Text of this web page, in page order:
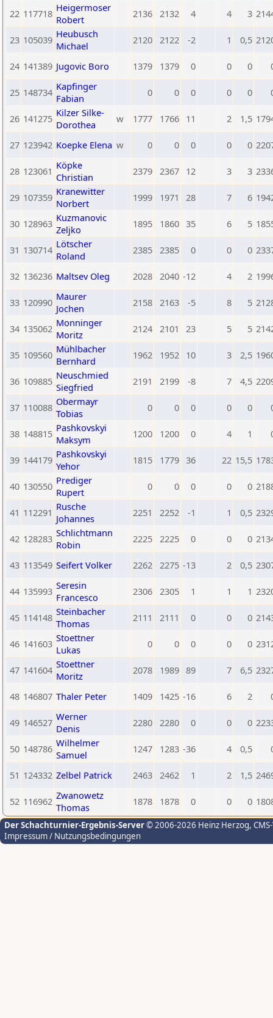
22 117718 Heigermoser
Robert
2136 2132 4 4 3
23 105039 Heubusch
Michael
2120 2122 -2 1 0,5
24 141389 Jugovic Boro 1379 1379 0 0 0
25 148734 Kapfinger
Fabian
0 0 0 0 0
26 141275 Kilzer Silke-
Dorothea
w 1777 1766 11 2 1,5
27 123942 Koepke Elena w 0 0 0 0 0
28 123061 Köpke
Christian
2379 2367 12 3 3
29 107359 Kranewitter
Norbert
1999 1971 28 7 6
30 128963 Kuzmanovic
Zeljko
1895 1860 35 6 5
31 130714 Lötscher
Roland
2385 2385 0 0 0
32 136236 Maltsev Oleg 2028 2040 -12 4 2
33 120990 Maurer
Jochen
2158 2163 -5 8 5
34 135062 Monninger
Moritz
2124 2101 23 5 5
35 109560 Mühlbacher
Bernhard
1962 1952 10 3 2,5
36 109885 Neuschmied
Siegfried
2191 2199 -8 7 4,5
37 110088 Obermayr
Tobias
0 0 0 0 0
38 148815 Pashkovskyi
Maksym
1200 1200 0 4 1
39 144179 Pashkovskyi
Yehor
1815 1779 36 22 15,5
40 130550 Prediger
Rupert
0 0 0 0 0
41 112291 Rusche
Johannes
2251 2252 -1 1 0,5
42 128283 Schlichtmann
Robin
2225 2225 0 0 0
43 113549 Seifert Volker 2262 2275 -13 2 0,5
44 135993 Seresin
Francesco
2306 2305 1 1 1
45 114148 Steinbacher
Thomas
2111 2111 0 0 0
46 141603 Stoettner
Lukas
0 0 0 0 0
47 141604 Stoettner
Moritz
2078 1989 89 7 6,5
48 146807 Thaler Peter 1409 1425 -16 6 2
49 146527 Werner
Denis
2280 2280 0 0 0
50 148786 Wilhelmer
Samuel
1247 1283 -36 4 0,5
51 124332 Zelbel Patrick 2463 2462 1 2 1,5
52 116962 Zwanowetz
Thomas
1878 1878 0 0 0
Der Schachturnier-Ergebnis-Server© 2006-2026 Heinz Herzog,
Impressum / Nutzungsbedingungen